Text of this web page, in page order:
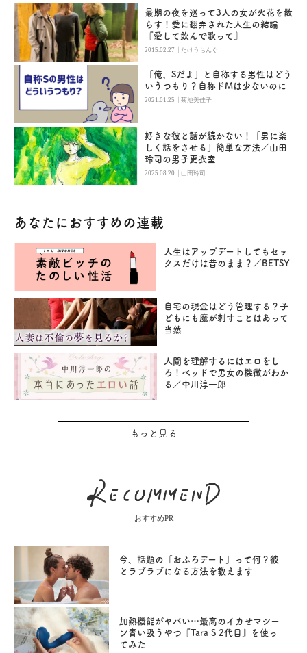
最期の夜を巡って3人の女が火花を散
らす！愛に翻弄された人生の結論
『愛して飲んで歌って』
2015.02.27 | たけうちんぐ
「俺、Sだよ」と自称する男性はどう
いうつもり？自称ドMは少ないのに
2021.01.25 |菊池美佳子
好きな彼と話が続かない！「男に楽
しく話をさせる」簡単な方法／山田
玲司の男子更衣室
2025.08.20 |山田玲司
あなたにおすすめの連載
人生はアップデートしてもセッ
クスだけは昔のまま？／BETSY
自宅の現金はどう管理する？子
どもにも魔が刺すことはあって
当然
人間を理解するにはエロをし
ろ！ベッドで男女の機微がわか
る／中川淳一郎
もっと見る
おすすめPR
今、話題の「おふろデート」って何？彼
とラブラブになる方法を教えます
加熱機能がヤバい…最高のイカせマシー
ン青い吸うやつ『Tara S 2代目』を使っ
てみた